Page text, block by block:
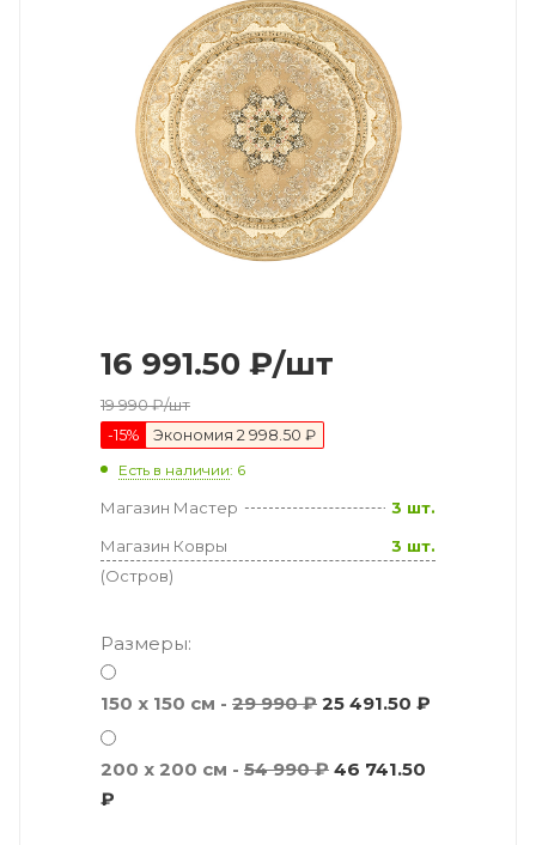
16 991.50 ₽/шт
19 990₽/шт
-15% Экономия 2 998.50 ₽
Есть в наличии: 6
Магазин Мастер
3 шт.
Магазин Ковры
(Остров)
3 шт.
Размеры:
150 x 150 см - 29 990 ₽ 25 491.50 ₽
200 x 200 см - 54 990 ₽ 46 741.50
₽